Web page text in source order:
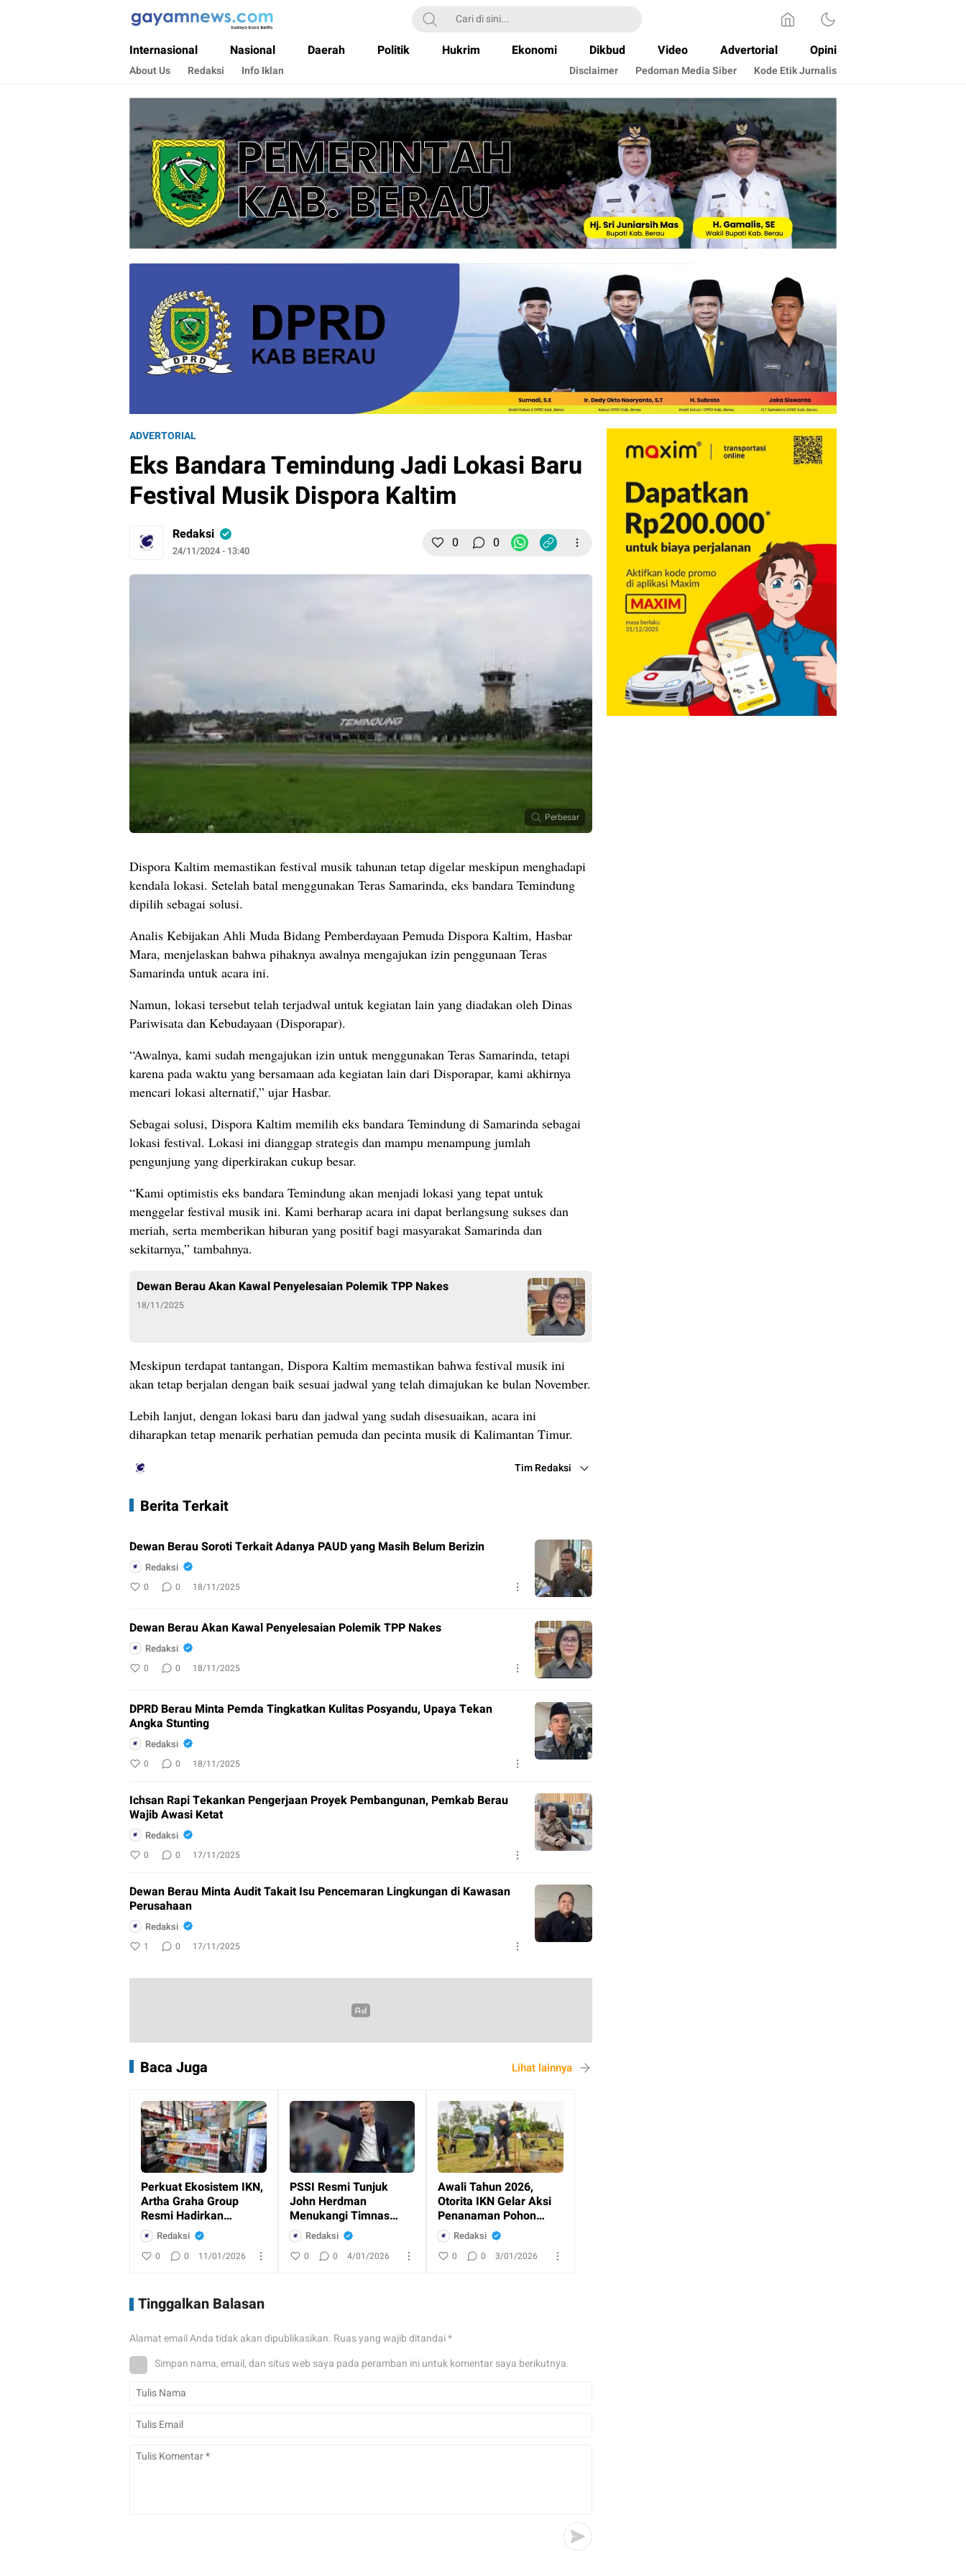
Gayamnews.com
Budaya Baca Berita
Internasional Nasional Daerah Politik Hukrim Ekonomi Dikbud Video Advertorial Opini
About Us Redaksi Info Iklan Disclaimer Pedoman Media Siber Kode Etik Jurnalis
ADVERTORIAL
Eks Bandara Temindung Jadi Lokasi Baru
Festival Musik Dispora Kaltim
Redaksi
24/11/2024 - 13:40 0 0
Perbesar
Dispora Kaltim memastikan festival musik tahunan tetap digelar meskipun menghadapi
kendala lokasi. Setelah batal menggunakan Teras Samarinda, eks bandara Temindung
dipilih sebagai solusi.
Analis Kebijakan Ahli Muda Bidang Pemberdayaan Pemuda Dispora Kaltim, Hasbar
Mara, menjelaskan bahwa pihaknya awalnya mengajukan izin penggunaan Teras
Samarinda untuk acara ini.
Namun, lokasi tersebut telah terjadwal untuk kegiatan lain yang diadakan oleh Dinas
Pariwisata dan Kebudayaan (Disporapar).
“Awalnya, kami sudah mengajukan izin untuk menggunakan Teras Samarinda, tetapi
karena pada waktu yang bersamaan ada kegiatan lain dari Disporapar, kami akhirnya
mencari lokasi alternatif,” ujar Hasbar.
Sebagai solusi, Dispora Kaltim memilih eks bandara Temindung di Samarinda sebagai
lokasi festival. Lokasi ini dianggap strategis dan mampu menampung jumlah
pengunjung yang diperkirakan cukup besar.
“Kami optimistis eks bandara Temindung akan menjadi lokasi yang tepat untuk
menggelar festival musik ini. Kami berharap acara ini dapat berlangsung sukses dan
meriah, serta memberikan hiburan yang positif bagi masyarakat Samarinda dan
sekitarnya,” tambahnya.
Dewan Berau Akan Kawal Penyelesaian Polemik TPP Nakes
18/11/2025
Meskipun terdapat tantangan, Dispora Kaltim memastikan bahwa festival musik ini
akan tetap berjalan dengan baik sesuai jadwal yang telah dimajukan ke bulan November.
Lebih lanjut, dengan lokasi baru dan jadwal yang sudah disesuaikan, acara ini
diharapkan tetap menarik perhatian pemuda dan pecinta musik di Kalimantan Timur.
Tim Redaksi
Berita Terkait
Dewan Berau Soroti Terkait Adanya PAUD yang Masih Belum Berizin
Redaksi
0 0 18/11/2025
Dewan Berau Akan Kawal Penyelesaian Polemik TPP Nakes
Redaksi
0 0 18/11/2025
DPRD Berau Minta Pemda Tingkatkan Kulitas Posyandu, Upaya Tekan
Angka Stunting
Redaksi
0 0 18/11/2025
Ichsan Rapi Tekankan Pengerjaan Proyek Pembangunan, Pemkab Berau
Wajib Awasi Ketat
Redaksi
0 0 17/11/2025
Dewan Berau Minta Audit Takait Isu Pencemaran Lingkungan di Kawasan
Perusahaan
Redaksi
1 0 17/11/2025
Baca Juga Lihat lainnya
Perkuat Ekosistem IKN,
Artha Graha Group
Resmi Hadirkan
Layanan Perbankan
dan Ritel
Redaksi
0 0 11/01/2026
PSSI Resmi Tunjuk
John Herdman
Menukangi Timnas
Indonesia
Redaksi
0 0 4/01/2026
Awali Tahun 2026,
Otorita IKN Gelar Aksi
Penanaman Pohon
Bersama Masyaraka
Redaksi
0 0 3/01/2026
Tinggalkan Balasan
Alamat email Anda tidak akan dipublikasikan. Ruas yang wajib ditandai*
Simpan nama, email, dan situs web saya pada peramban ini untuk komentar saya berikutnya.